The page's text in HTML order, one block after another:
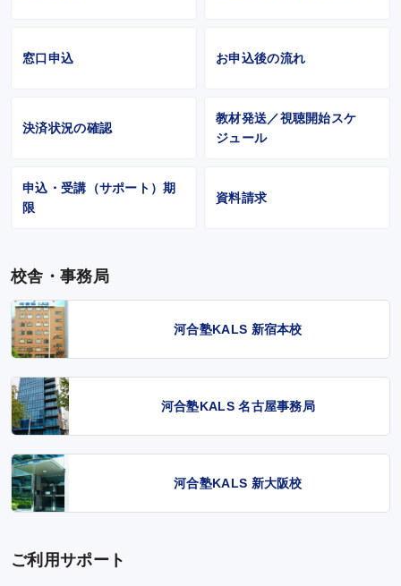
窓口申込 お申込後の流れ
決済状況の確認
教材発送／視聴開始スケ
ジュール
申込・受講（サポート）期
限
資料請求
校舎・事務局
河合塾KALS 新宿本校
河合塾KALS 名古屋事務局
河合塾KALS 新大阪校
ご利用サポート